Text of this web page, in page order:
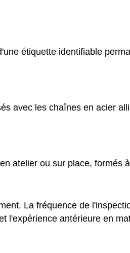
étiquette identifiable
avec les chaînes en acier
atelier ou sur place,
La fréquence de
l'expérience antérieure en